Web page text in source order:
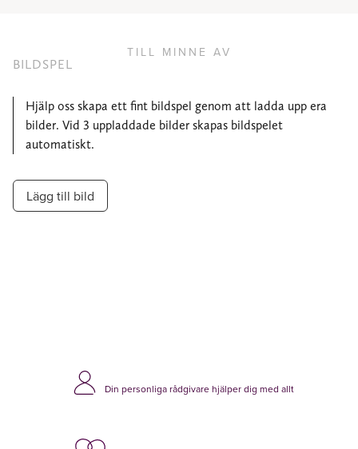
TILL MINNE AV
BILDSPEL
Hjälp oss skapa ett fint bildspel genom att ladda upp era
bilder. Vid 3 uppladdade bilder skapas bildspelet
automatiskt.
Lägg till bild
Din personliga rådgivare hjälper dig med allt